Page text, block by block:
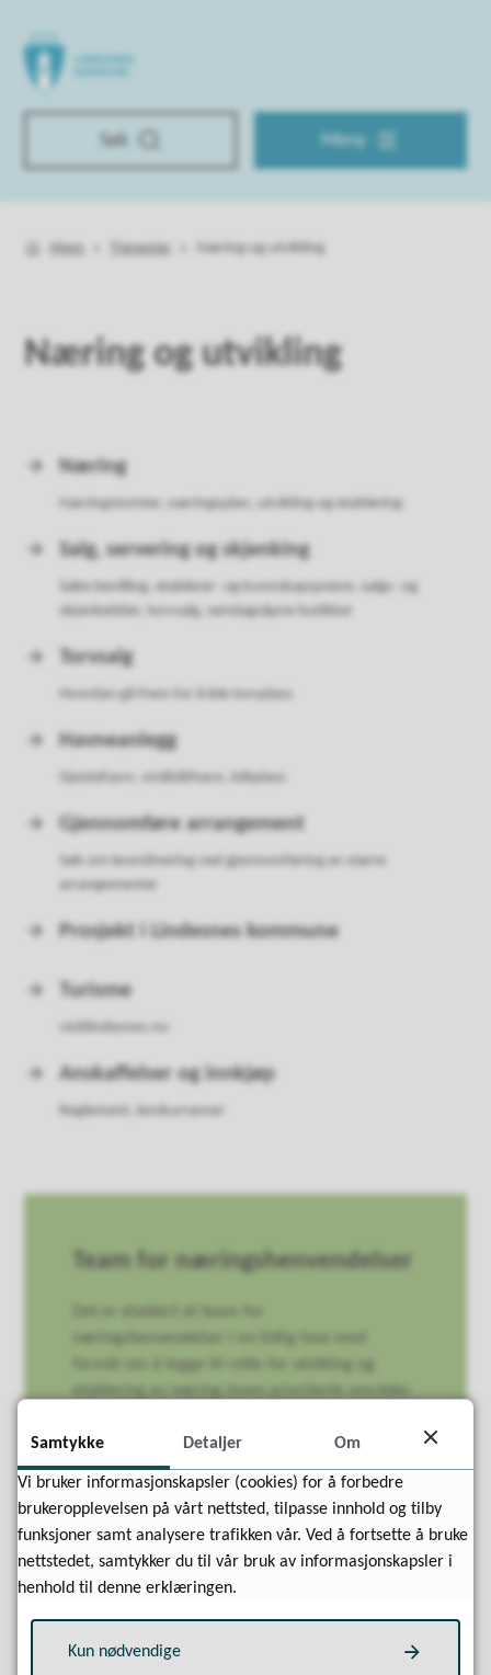
Lindesnes kommune
Søk Meny
Hjem Tjenester Næring og utvikling
Næring og utvikling
Næring
Næringstomter, næringsplan, utvikling og etablering
Salg, servering og skjenking
Søke bevilling, etablerer- og kunnskapsprøve, salgs- og
skjenketider, torvsalg, søndagsåpne butikker
Torvsalg
Havneanlegg
Gjennomføre arrangement
Søk om koordinering ved gjennomføring av større
arrangementer
Prosjekt i Lindesnes kommune
Turisme
Anskaffelser og innkjøp
Reglement, konkurranser
Team for næringshenvendelser
etablering av næring innen prioriterte områder.
Fant du det du lette etter?
Samtykke Detaljer Om
Vi bruker informasjonskapsler (cookies) for å forbedre
brukeropplevelsen på vårt nettsted, tilpasse innhold og tilby
funksjoner samt analysere trafikken vår. Ved å fortsette å bruke
nettstedet, samtykker du til vår bruk av informasjonskapsler i
henhold til denne erklæringen.
Kun nødvendige